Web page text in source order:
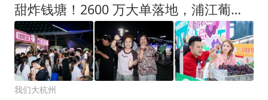
甜炸钱塘！2600 万大单落地，浦江葡萄抢占杭城夏夜
我们大杭州